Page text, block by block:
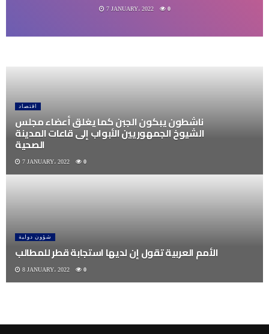
7 JANUARY، 2022 0
اقتصاد
ناشطون يبكون الجبن كما يغلق أعضاء مجلس
الشيوخ الجمهوريين الأبواب إلى قاعات المدينة
الصحية
7 JANUARY، 2022 0
شؤون دولية
الأمم العربية تقول إن لديها استجابة قطر للمطالب
8 JANUARY، 2022 0